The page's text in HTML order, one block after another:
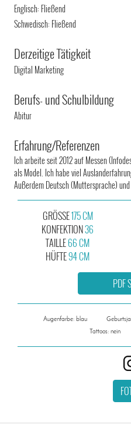
Englisch: Fließend
Schwedisch: Fließend
Derzeitige Tätigkeit
Digital Marketing
Berufs- und Schulbildung
Abitur
Erfahrung/Referenzen
Ich arbeite seit 2012 auf Messen
als Model. Ich habe viel
Außerdem Deutsch (Muttersprache)
GRÖSSE175 CM
KONFEKTION36
TAILLE66 CM
HÜFTE94 CM
PDF
Augenfarbe: blau
Tattoos: nein